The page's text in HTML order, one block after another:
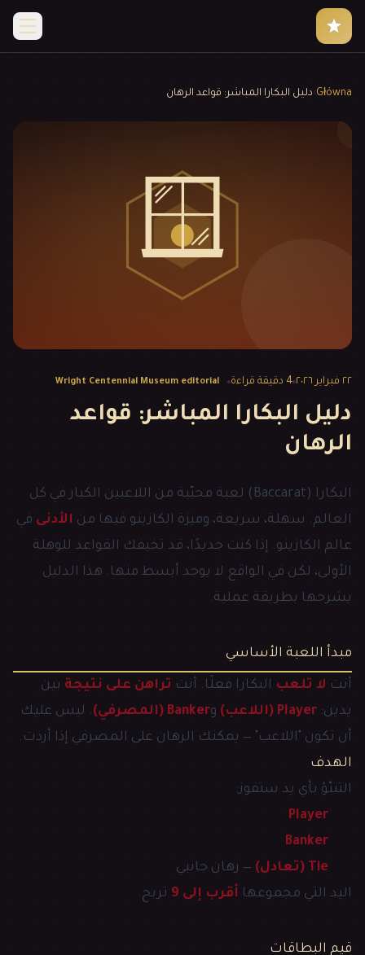
Główna
›دليل البكارا المباشر: قواعد الرهان
🪟
٢٢ فبراير ٢٠٢٦ 4 دقيقة قراءة Wright Centennial Museum editorial
دليل البكارا المباشر: قواعد
الرهان
البكارا (Baccarat) لعبة محبّبة من اللاعبين الكبار في كل
العالم. سهلة، سريعة، وميزة الكازينو فيها من الأدنى في
عالم الكازينو. إذا كنت جديدًا، قد تخيفك القواعد للوهلة
الأولى، لكن في الواقع لا يوجد أبسط منها. هذا الدليل
يشرحها بطريقة عملية.
مبدأ اللعبة الأساسي
أنت لا تلعب البكارا فعلًا. أنت تراهن على نتيجة بين
يدين: Player (اللاعب) وBanker (المصرفي)
. ليس عليك
أن تكون "اللاعب" — يمكنك الرهان على المصرفي إذا أردت.
الهدف
التنبّؤ بأي يد ستفوز:
Player
Banker
Tie (تعادل)
— رهان جانبي
اليد التي مجموعها أقرب إلى 9 تربح.
قيم البطاقات